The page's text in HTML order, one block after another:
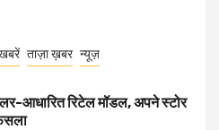
ताज़ा ख़बर न्यूज़
आधारित रिटेल मॉडल, अपने स्टोर